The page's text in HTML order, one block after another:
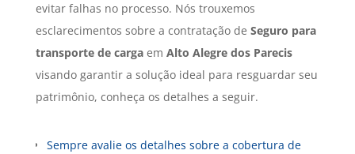
evitar falhas no processo. Nós trouxemos
esclarecimentos sobre a contratação de Seguro para
transporte de cargaem Alto Alegre dos Parecis
visando garantir a solução ideal para resguardar seu
patrimônio, conheça os detalhes a seguir.
Sempre avalie os detalhes sobre a cobertura de